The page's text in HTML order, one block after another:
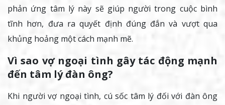
phản ứng tâm lý này sẽ giúp người trong cuộc bình
tĩnh hơn, đưa ra quyết định đúng đắn và vượt qua
khủng hoảng một cách mạnh mẽ.
Vì sao vợ ngoại tình gây tác động mạnh
đến tâm lý đàn ông?
Khi người vợ ngoại tình, cú sốc tâm lý đối với đàn ông